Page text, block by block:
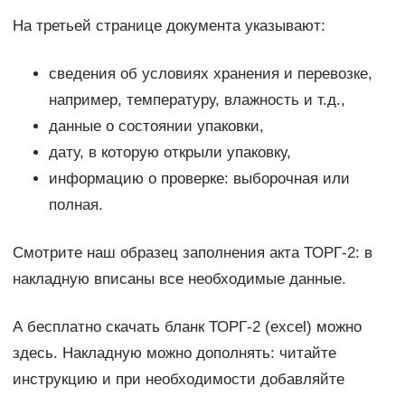
На третьей странице документа указывают:
сведения об условиях хранения и перевозке,
например, температуру, влажность и т.д.,
данные о состоянии упаковки,
дату, в которую открыли упаковку,
информацию о проверке: выборочная или
полная.
Смотрите наш образец заполнения акта ТОРГ-2: в
накладную вписаны все необходимые данные.
А бесплатно скачать бланк ТОРГ-2 (excel) можно
здесь. Накладную можно дополнять: читайте
инструкцию и при необходимости добавляйте